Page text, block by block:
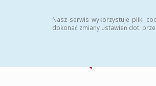
Nasz serwis wykorzystuje pliki
dokonać zmiany ustawień dot.